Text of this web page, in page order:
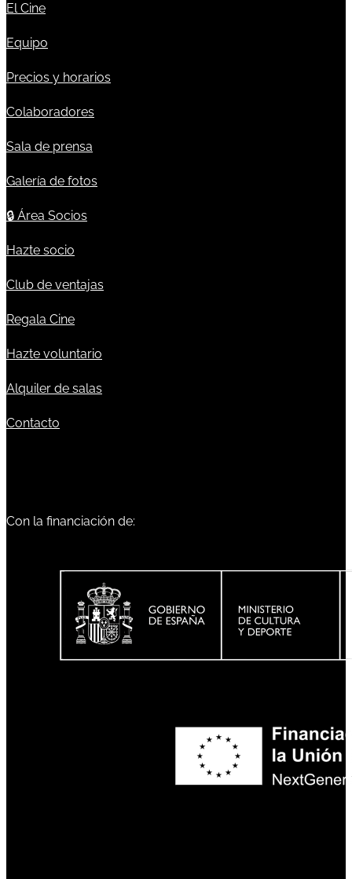
El Cine
Equipo
Precios y horarios
Colaboradores
Sala de prensa
Galería de fotos
🔒 Área Socios
Hazte socio
Club de ventajas
Regala Cine
Hazte voluntario
Alquiler de salas
Contacto
Con la financiación de: